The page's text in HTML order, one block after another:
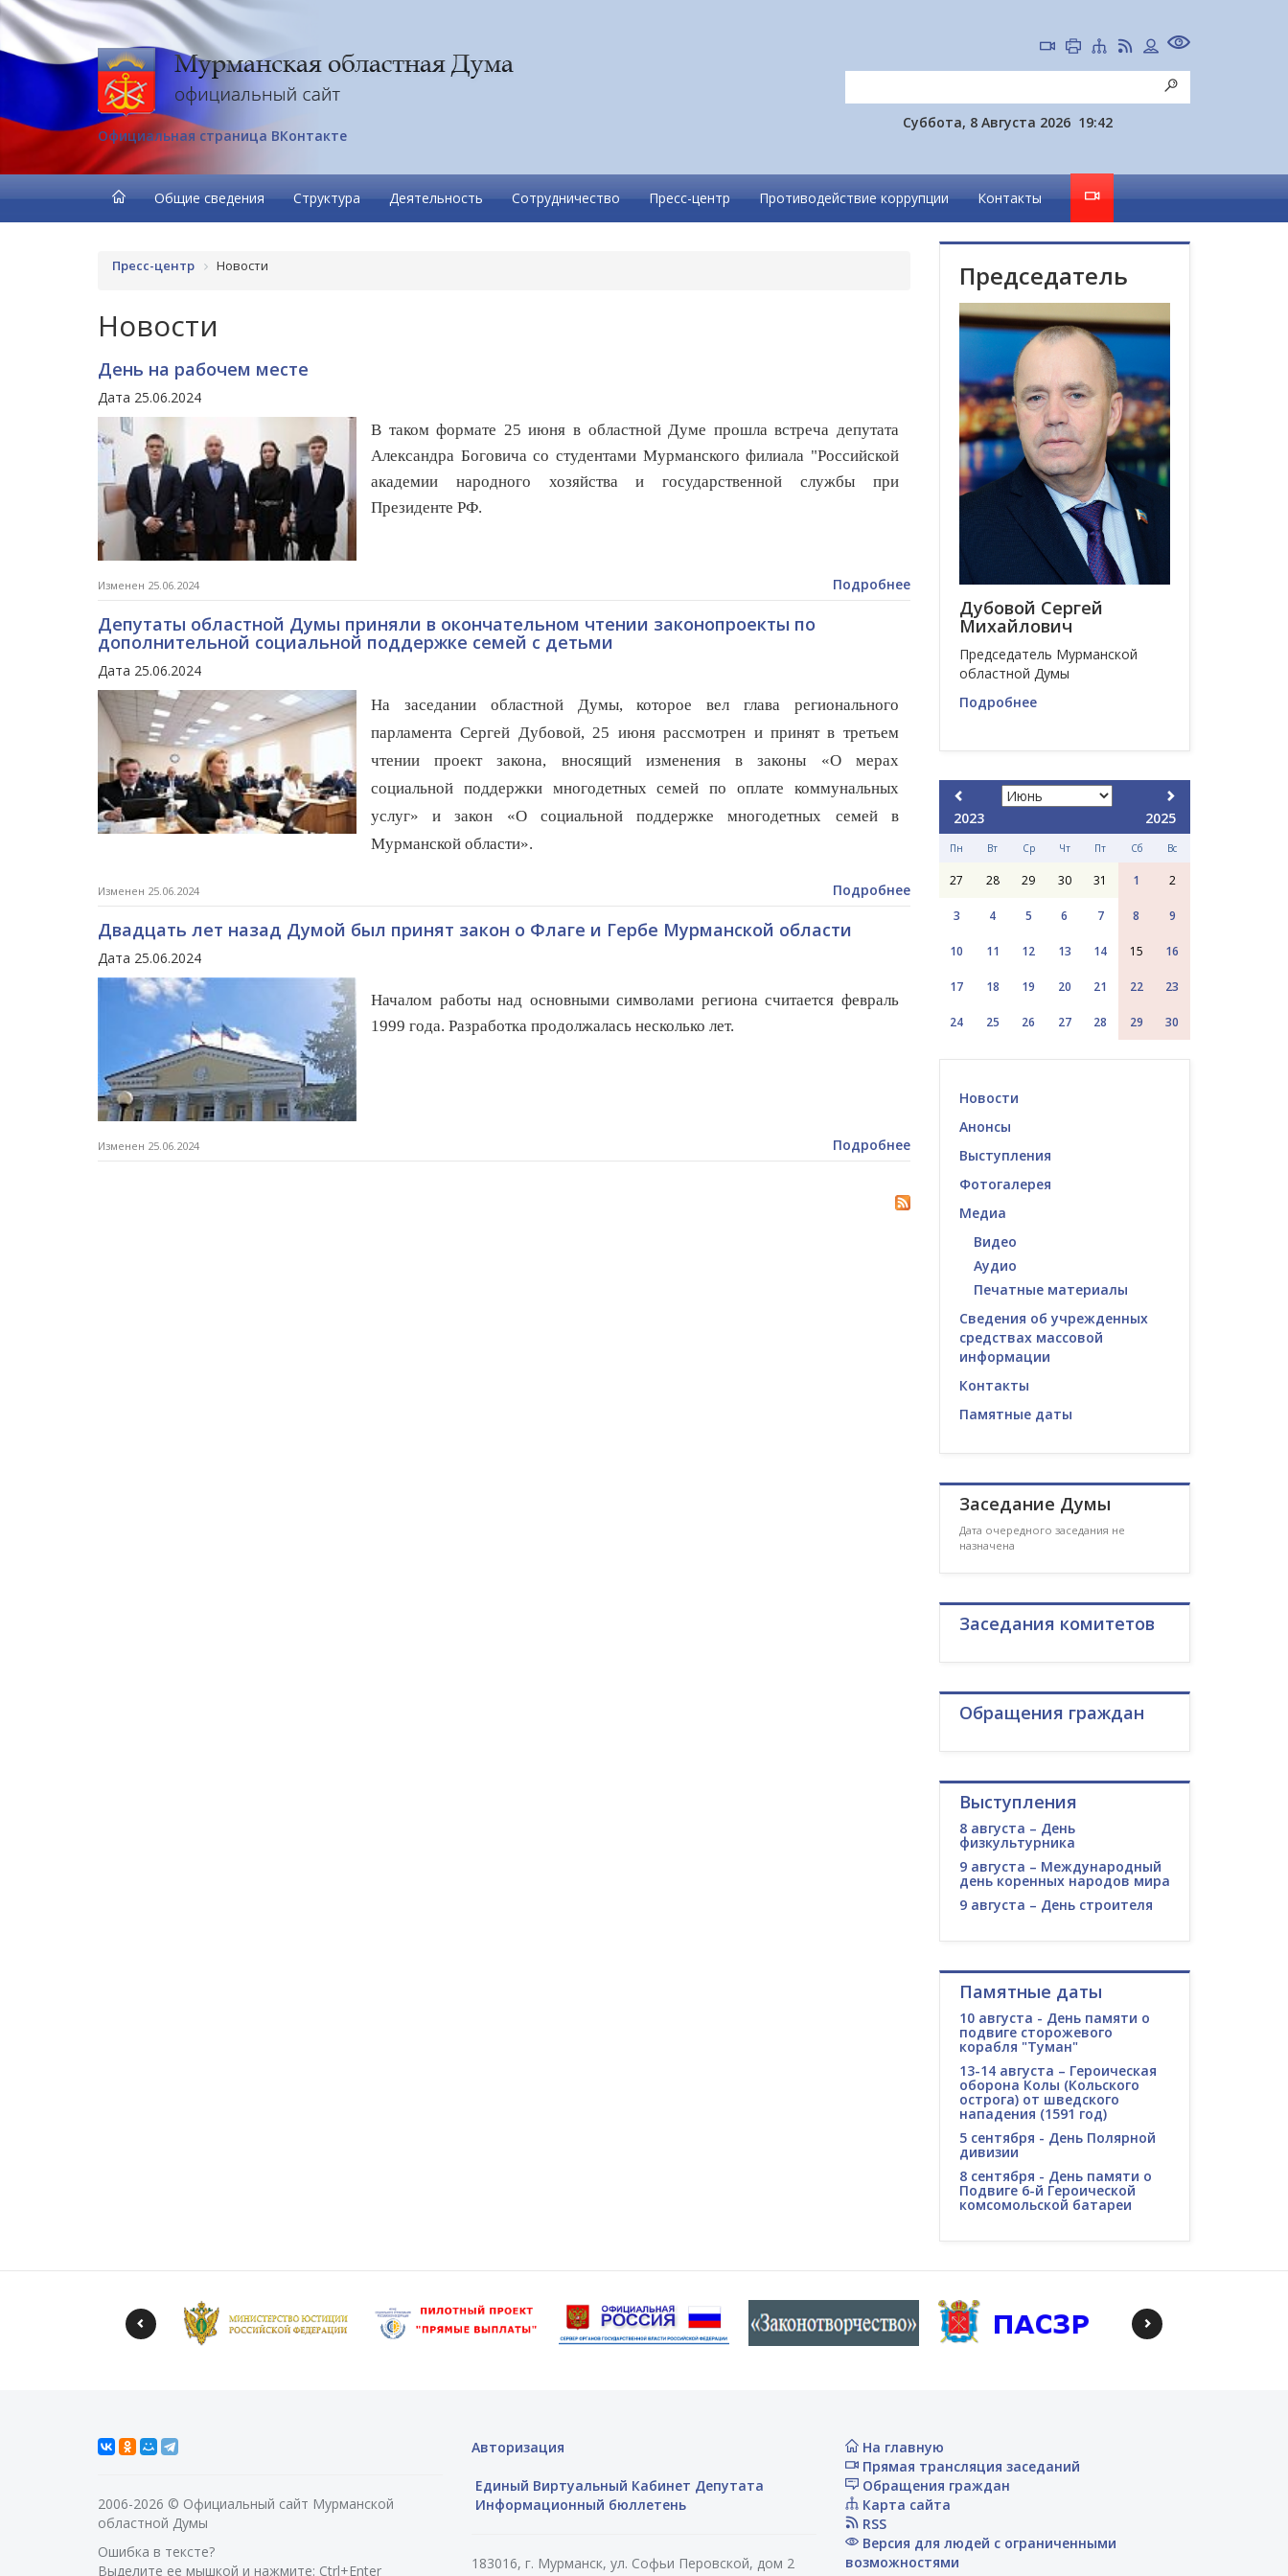
Официальная страница ВКонтакте
Суббота, 8 Августа 2026 19:42
Общие сведения Структура Деятельность Сотрудничество Пресс-центр Противодействие коррупции Контакты
Пресс-центр Новости
Новости
День на рабочем месте
Дата 25.06.2024
В таком формате 25 июня в областной Думе прошла встреча депутата
Александра Боговича со студентами Мурманского филиала "Российской
академии народного хозяйства и государственной службы при
Президенте РФ.
Изменен 25.06.2024 Подробнее
Депутаты областной Думы приняли в окончательном чтении законопроекты по
дополнительной социальной поддержке семей с детьми
Дата 25.06.2024
На заседании областной Думы, которое вел глава регионального
парламента Сергей Дубовой, 25 июня рассмотрен и принят в третьем
чтении проект закона, вносящий изменения в законы «О мерах
социальной поддержки многодетных семей по оплате коммунальных
услуг» и закон «О социальной поддержке многодетных семей в
Мурманской области».
Изменен 25.06.2024 Подробнее
Двадцать лет назад Думой был принят закон о Флаге и Гербе Мурманской области
Дата 25.06.2024
Началом работы над основными символами региона считается февраль
1999 года. Разработка продолжалась несколько лет.
Изменен 25.06.2024 Подробнее
Председатель
Дубовой Сергей
Михайлович
Председатель Мурманской
областной Думы
Подробнее
2023 2025
Пн Вт Ср Чт Пт Сб Вс
27 28 29 30 31 1 2
3 4 5 6 7 8 9
10 11 12 13 14 15 16
17 18 19 20 21 22 23
24 25 26 27 28 29 30
Новости
Анонсы
Выступления
Фотогалерея
Медиа
Видео
Аудио
Печатные материалы
Сведения об учрежденных
средствах массовой
информации
Контакты
Памятные даты
Заседание Думы
Дата очередного заседания не
назначена
Заседания комитетов
Обращения граждан
Выступления
8 августа – День
физкультурника
9 августа – Международный
день коренных народов мира
9 августа – День строителя
Памятные даты
10 августа - День памяти о
подвиге сторожевого
корабля "Туман"
13-14 августа – Героическая
оборона Колы (Кольского
острога) от шведского
нападения (1591 год)
5 сентября - День Полярной
дивизии
8 сентября - День памяти о
Подвиге 6-й Героической
комсомольской батареи
2006-2026 © Официальный сайт Мурманской
областной Думы
Ошибка в тексте?
Выделите ее мышкой и нажмите: Ctrl+Enter
Авторизация
Единый Виртуальный Кабинет Депутата
Информационный бюллетень
183016, г. Мурманск, ул. Софьи Перовской, дом 2
На главную
Прямая трансляция заседаний
Обращения граждан
Карта сайта
RSS
Версия для людей с ограниченными
возможностями